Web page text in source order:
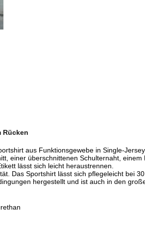
Rücken
aus Funktionsgewebe in Single-
einer überschnittenen Schulternaht,
lässt sich leicht heraustrennen.
Das Sportshirt lässt sich pflegeleicht bei
hergestellt und ist auch in den